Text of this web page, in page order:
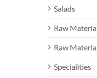
Salads
Raw
Raw
Specialities